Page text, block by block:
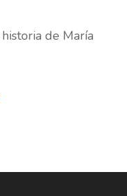
de María